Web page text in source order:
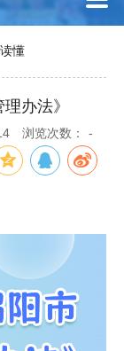
懂
办法》
浏览次数： -